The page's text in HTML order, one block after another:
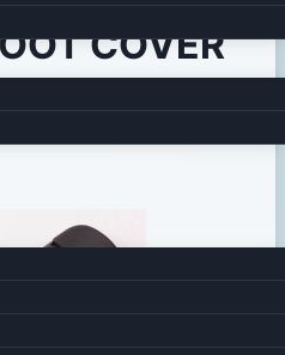
COVER